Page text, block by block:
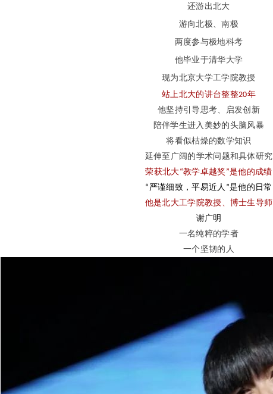
还游出北大
游向北极、南极
两度参与极地科考
他毕业于清华大学
现为北京大学工学院教授
站上北大的讲台整整20年
他坚持引导思考、启发创新
陪伴学生进入美妙的头脑风暴
将看似枯燥的数学知识
延伸至广阔的学术问题和具体研究
荣获北大“教学卓越奖 ”是他的成绩
“ 严谨细致，平易近人 ”是他的日常
他是北大工学院教授、博士生导师
谢广明
一名纯粹的学者
一个坚韧的人